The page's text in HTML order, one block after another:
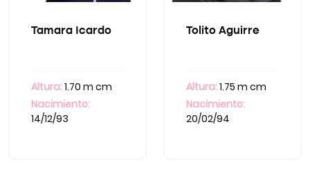
Tamara Icardo
Altura:1.70 m cm
Nacimiento:
14/12/93
Tolito Aguirre
Altura:1.75 m cm
Nacimiento:
20/02/94